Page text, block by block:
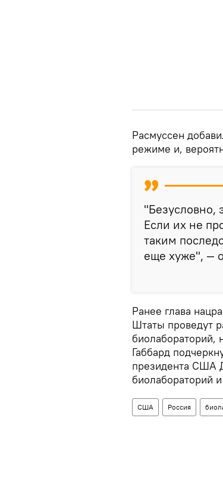
Расмуссен
режиме и,
"Безусловно,
Если их не
таким
еще хуже", —
Ранее глава
Штаты проведут
биолабораторий,
Габбард
президента США
биолабораторий
США Россия